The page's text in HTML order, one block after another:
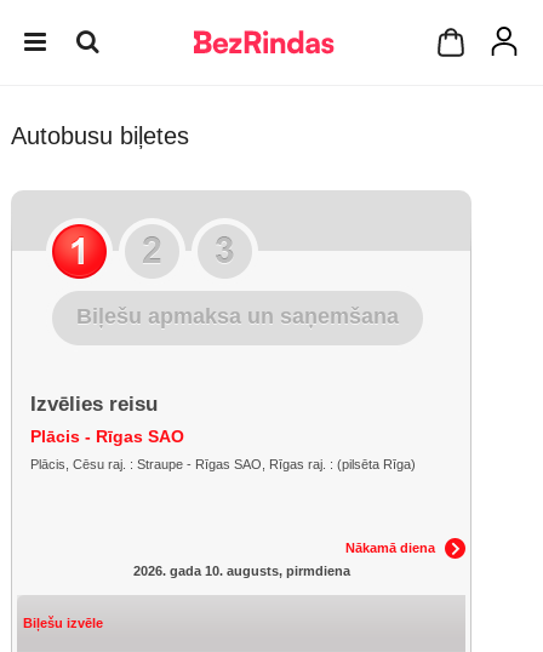
Autobusu biļetes
Biļešu apmaksa un saņemšana
Izvēlies reisu
Plācis - Rīgas SAO
Plācis, Cēsu raj. : Straupe - Rīgas SAO, Rīgas raj. : (pilsēta Rīga)
Nākamā diena
2026. gada 10. augusts, pirmdiena
Biļešu izvēle